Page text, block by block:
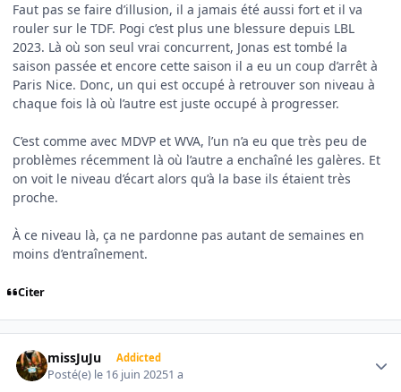
Faut pas se faire d’illusion, il a jamais été aussi fort et il va
rouler sur le TDF. Pogi c’est plus une blessure depuis LBL
2023. Là où son seul vrai concurrent, Jonas est tombé la
saison passée et encore cette saison il a eu un coup d’arrêt à
Paris Nice. Donc, un qui est occupé à retrouver son niveau à
chaque fois là où l’autre est juste occupé à progresser.
C’est comme avec MDVP et WVA, l’un n’a eu que très peu de
problèmes récemment là où l’autre a enchaîné les galères. Et
on voit le niveau d’écart alors qu’à la base ils étaient très
proche.
À ce niveau là, ça ne pardonne pas autant de semaines en
moins d’entraînement.
Citer
missJuJu Addicted
Posté(e) le 16 juin 20251 a